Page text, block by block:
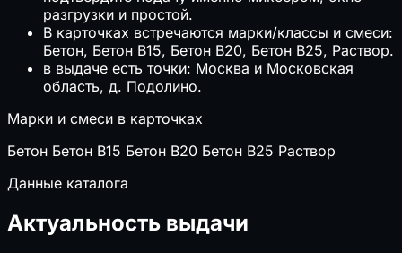
разгрузки и простой.
В карточках встречаются марки/классы и смеси:
Бетон, Бетон B15, Бетон B20, Бетон B25, Раствор.
в выдаче есть точки: Москва и Московская
область, д. Подолино.
Марки и смеси в карточках
Бетон Бетон B15 Бетон B20 Бетон B25 Раствор
Данные каталога
Актуальность выдачи